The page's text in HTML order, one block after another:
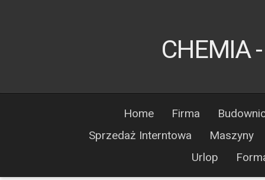
CHEMIA
Home Firma
Sprzedaż Interntowa
Maszyny
Urlop